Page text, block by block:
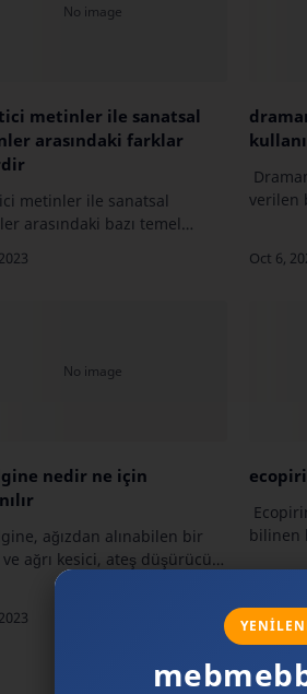
metinler ile sanatsal
arasındaki farklar
metinler ile sanatsal
arasındaki bazı temel
metinler, bilgi iletmek veya
verilen
karşı
nedir ne için
ağızdan alınabilen bir
ve ağrı kesici, ateş düşürücü
giderici özelliklere sahip
tedavisinde kullanı…
bilinen
bir